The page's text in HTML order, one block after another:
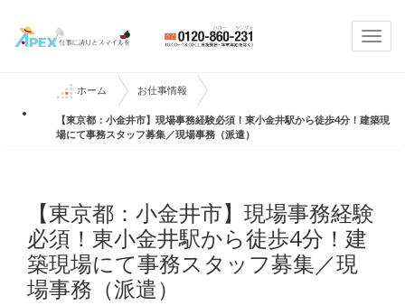
ホーム お仕事情報
【東京都：小金井市】現場事務経験必須！東小金井駅から徒歩4分！建築現
場にて事務スタッフ募集／現場事務（派遣）
【東京都：小金井市】現場事務経験
必須！東小金井駅から徒歩4分！建
築現場にて事務スタッフ募集／現
場事務（派遣）